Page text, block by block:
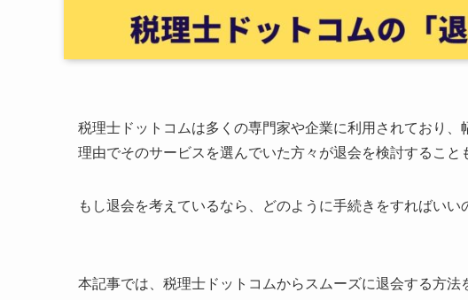
税理士ドットコムは多くの専門家や企業に利用されており
理由でそのサービスを選んでいた方々が退会を検討すること
もし退会を考えているなら、どのように手続きをすればいい
本記事では、税理士ドットコムからスムーズに退会する方